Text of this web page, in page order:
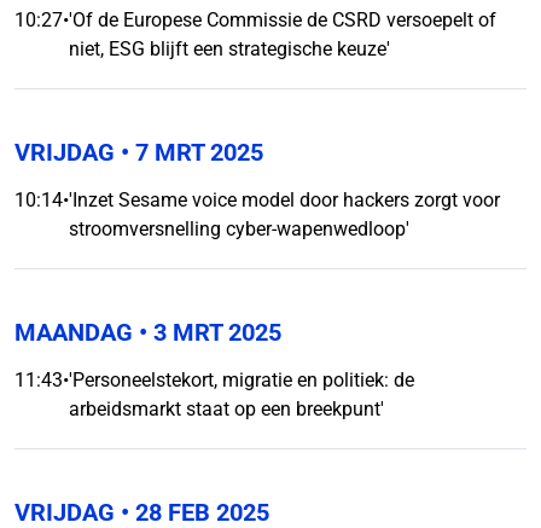
10:27•'Of de Europese Commissie de CSRD versoepelt of
niet, ESG blijft een strategische keuze'
VRIJDAG • 7 MRT 2025
10:14•'Inzet Sesame voice model door hackers zorgt voor
stroomversnelling cyber-wapenwedloop'
MAANDAG • 3 MRT 2025
11:43•'Personeelstekort, migratie en politiek: de
arbeidsmarkt staat op een breekpunt'
VRIJDAG • 28 FEB 2025